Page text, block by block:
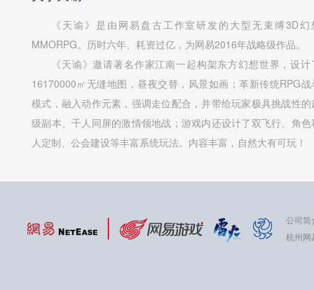
《天谕》是由网易盘古工作室研发的大型无束缚3D幻
MMORPG。历时六年、耗资过亿，为网易2016年战略级作品。
《天谕》邀请著名作家江南一起构架东方幻想世界，设计
16170000㎡无缝地图，昼夜交替，风景如画；革新传统RPG战
模式，融入动作元素，强调走位配合，并带给玩家极具挑战性的
级副本、千人同屏的激情领地战；游戏内还设计了双飞行、角色
人定制、公会建设等丰富系统玩法。内容丰富，自然大有可玩！
公司简
杭州